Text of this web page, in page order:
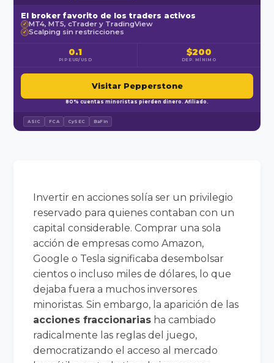
El broker favorito de los traders activos
✓ MT4, MT5, cTrader y TradingView
✓ Scalping sin restricciones
0.1
PIP EUR/USD
$200
DEP. MÍNIMO
Visitar Pepperstone
80% cuentas minoristas pierden dinero. Afiliado.
ASIC FCA CySEC BaFin
Invertir en acciones solía ser un privilegio
reservado para quienes contaban con un
capital considerable. Comprar una sola
acción de empresas como Amazon,
Google o Tesla significaba desembolsar
cientos o incluso miles de dólares, lo que
dejaba fuera a muchos inversores
minoristas. Sin embargo, la aparición de las
acciones fraccionarias ha cambiado
radicalmente las reglas del juego,
democratizando el acceso al mercado